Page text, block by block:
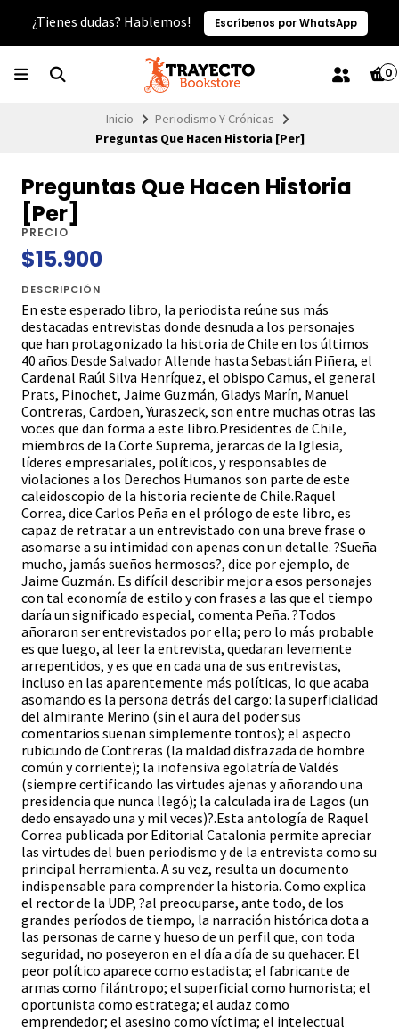
¿Tienes dudas? Hablemos! Escríbenos por WhatsApp
0
Inicio
Periodismo Y Crónicas
Preguntas Que Hacen Historia [Per]
Preguntas Que Hacen Historia
[Per]
PRECIO
$15.900
DESCRIPCIÓN
En este esperado libro, la periodista reúne sus más
destacadas entrevistas donde desnuda a los personajes
que han protagonizado la historia de Chile en los últimos
40 años.Desde Salvador Allende hasta Sebastián Piñera, el
Cardenal Raúl Silva Henríquez, el obispo Camus, el general
Prats, Pinochet, Jaime Guzmán, Gladys Marín, Manuel
Contreras, Cardoen, Yuraszeck, son entre muchas otras las
voces que dan forma a este libro.Presidentes de Chile,
miembros de la Corte Suprema, jerarcas de la Iglesia,
líderes empresariales, políticos, y responsables de
violaciones a los Derechos Humanos son parte de este
caleidoscopio de la historia reciente de Chile.Raquel
Correa, dice Carlos Peña en el prólogo de este libro, es
capaz de retratar a un entrevistado con una breve frase o
asomarse a su intimidad con apenas con un detalle. ?Sueña
mucho, jamás sueños hermosos?, dice por ejemplo, de
Jaime Guzmán. Es difícil describir mejor a esos personajes
con tal economía de estilo y con frases a las que el tiempo
daría un significado especial, comenta Peña. ?Todos
añoraron ser entrevistados por ella; pero lo más probable
es que luego, al leer la entrevista, quedaran levemente
arrepentidos, y es que en cada una de sus entrevistas,
incluso en las aparentemente más políticas, lo que acaba
asomando es la persona detrás del cargo: la superficialidad
del almirante Merino (sin el aura del poder sus
comentarios suenan simplemente tontos); el aspecto
rubicundo de Contreras (la maldad disfrazada de hombre
común y corriente); la inofensiva egolatría de Valdés
(siempre certificando las virtudes ajenas y añorando una
presidencia que nunca llegó); la calculada ira de Lagos (un
dedo ensayado una y mil veces)?.Esta antología de Raquel
Correa publicada por Editorial Catalonia permite apreciar
las virtudes del buen periodismo y de la entrevista como su
principal herramienta. A su vez, resulta un documento
indispensable para comprender la historia. Como explica
el rector de la UDP, ?al preocuparse, ante todo, de los
grandes períodos de tiempo, la narración histórica dota a
las personas de carne y hueso de un perfil que, con toda
seguridad, no poseyeron en el día a día de su quehacer. El
peor político aparece como estadista; el fabricante de
armas como filántropo; el superficial como humorista; el
oportunista como estratega; el audaz como
emprendedor; el asesino como víctima; el intelectual